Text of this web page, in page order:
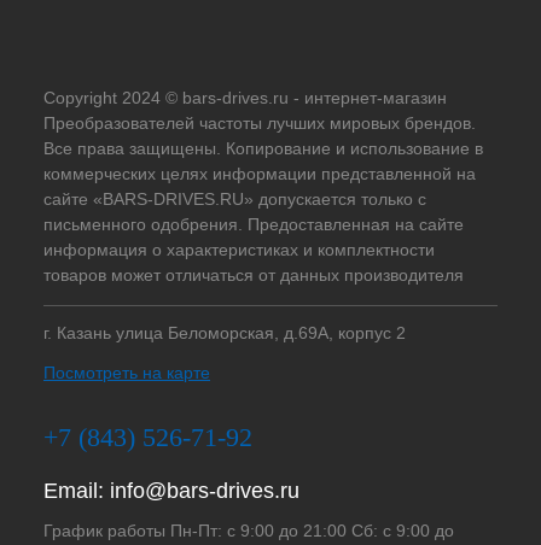
Copyright 2024 © bars-drives.ru - интернет-магазин
Преобразователей частоты лучших мировых брендов.
Все права защищены. Копирование и использование в
коммерческих целях информации представленной на
сайте «BARS-DRIVES.RU» допускается только с
письменного одобрения. Предоставленная на сайте
информация о характеристиках и комплектности
товаров может отличаться от данных производителя
г. Казань улица Беломорская, д.69А, корпус 2
Посмотреть на карте
+7 (843) 526-71-92
Email: info@bars-drives.ru
График работы Пн-Пт: с 9:00 до 21:00 Сб: с 9:00 до